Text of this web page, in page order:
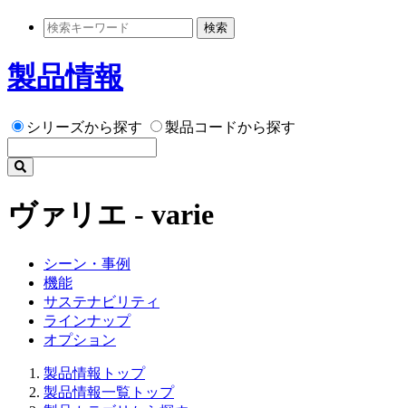
検索
製品情報
シリーズから探す 製品コードから探す
ヴァリエ - varie
シーン・事例
機能
サステナビリティ
ラインナップ
オプション
製品情報トップ
製品情報一覧トップ